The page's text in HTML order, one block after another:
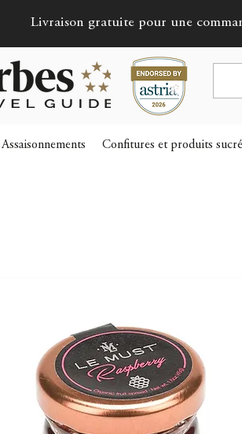
Livraison gratuite pour une
Assaisonnements Confitures et produits